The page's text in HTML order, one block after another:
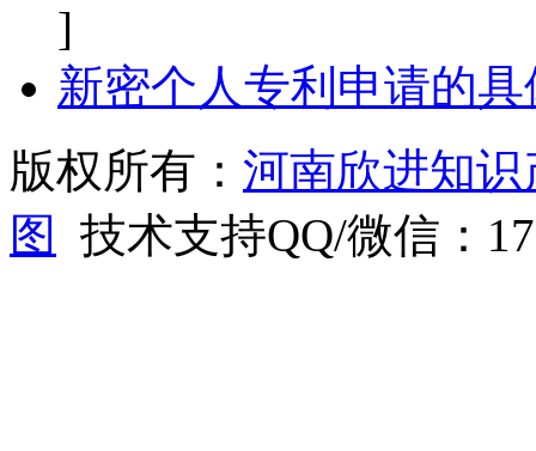
]
新密个人专利申请的
版权所有： 河南欣进知
图
技术支持QQ/微信：